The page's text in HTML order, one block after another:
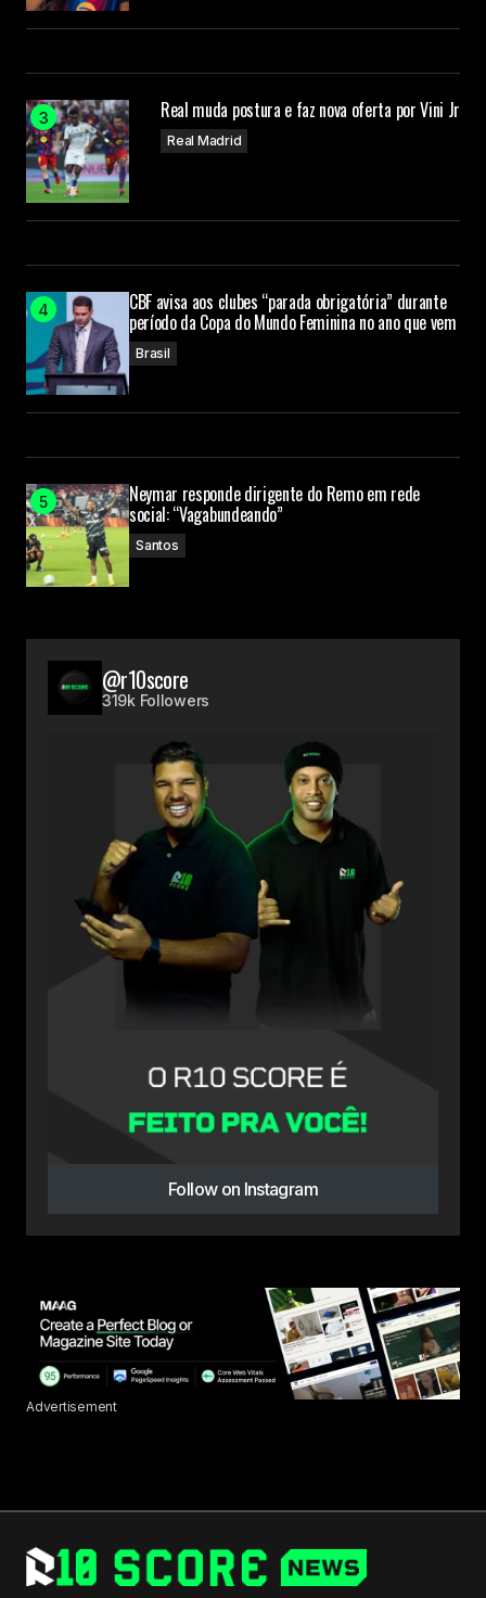
Real muda postura e faz nova oferta por Vini Jr
Real Madrid
CBF avisa aos clubes “parada obrigatória” durante
período da Copa do Mundo Feminina no ano que vem
Brasil
Neymar responde dirigente do Remo em rede
social: “Vagabundeando”
Santos
@r10score
319k Followers
Follow on Instagram
Advertisement